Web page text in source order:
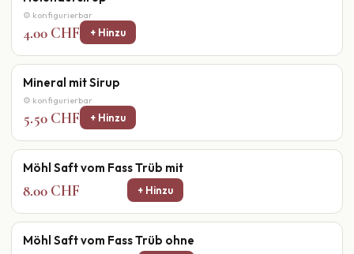
⚙ konfigurierbar
4.00 CHF + Hinzu
Mineral mit Sirup
⚙ konfigurierbar
5.50 CHF + Hinzu
Möhl Saft vom Fass Trüb mit
8.00 CHF + Hinzu
Möhl Saft vom Fass Trüb ohne